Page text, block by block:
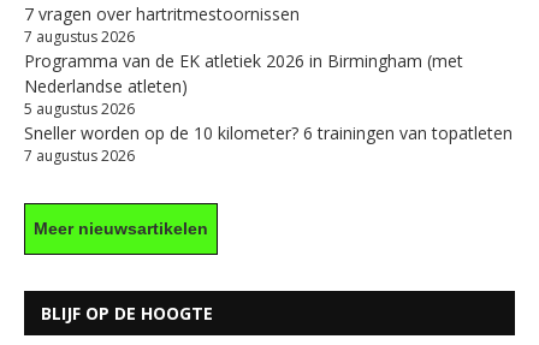
7 vragen over hartritmestoornissen
7 augustus 2026
Programma van de EK atletiek 2026 in Birmingham (met
Nederlandse atleten)
5 augustus 2026
Sneller worden op de 10 kilometer? 6 trainingen van topatleten
7 augustus 2026
Meer nieuwsartikelen
BLIJF OP DE HOOGTE